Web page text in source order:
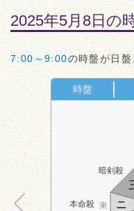
2025年5月8日の
7:00～9:00の時盤が日盤
時盤
暗剣殺
本命殺 東
ニ